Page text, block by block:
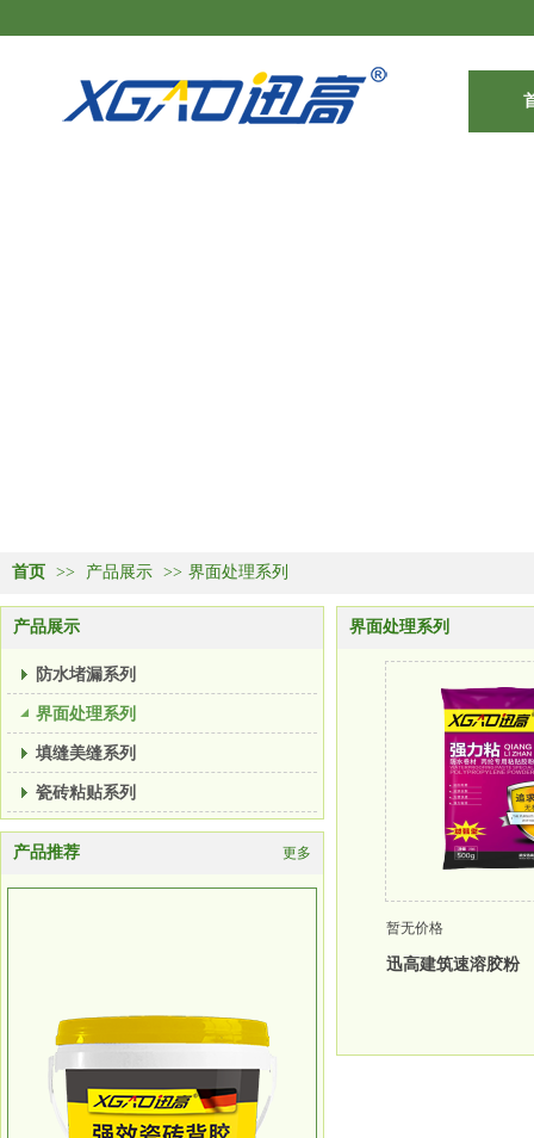
首页 >> 产品展示 >> 界面处理系列
产品展示
防水堵漏系列
界面处理系列
填缝美缝系列
瓷砖粘贴系列
产品推荐 更多
界面处理系列
暂无价格
迅高建筑速溶胶粉